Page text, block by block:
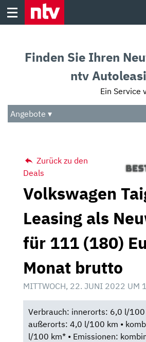
Skip
Audio
Das Beste
Finden Sie Ihren
ntv
Ein Service
Angebote ▾
Zurück zu den
Deals
Volkswagen
Leasing als
für 111 (180)
Monat brutto
MITTWOCH, 22. JUNI 2022 UM
Verbrauch: innerorts: 6,0 l/100
außerorts: 4,0 l/100 km •
l/100 km* • Emissionen: